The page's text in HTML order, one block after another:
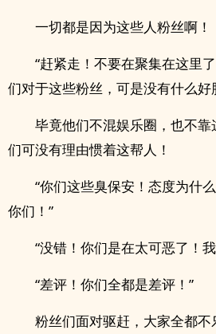
一切都是因为这些人粉丝啊！
“赶紧走！不要在聚集在这里
们对于这些粉丝，可是没有什么好
毕竟他们不混娱乐圈，也不
们可没有理由惯着这帮人！
“你们这些臭保安！态度为什
你们！”
“没错！你们是在太可恶了！
“差评！你们全都是差评！”
粉丝们面对驱赶，大家全都不